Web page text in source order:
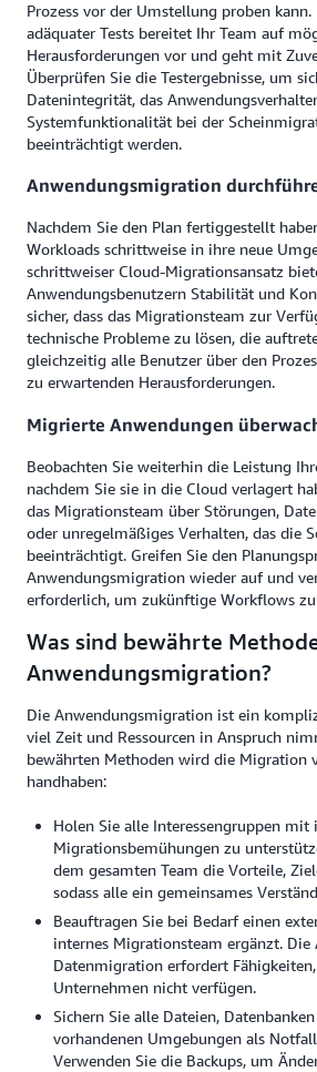
Prozess vor der Umstellung proben
adäquater Tests bereitet Ihr Team auf
Herausforderungen vor und geht mit
Überprüfen Sie die Testergebnisse, um
Datenintegrität, das
Systemfunktionalität bei der
beeinträchtigt werden.
Anwendungsmigration
Nachdem Sie den Plan fertiggestellt
Workloads schrittweise in ihre neue
schrittweiser Cloud-Migrationsansatz
Anwendungsbenutzern Stabilität und
sicher, dass das Migrationsteam zur
technische Probleme zu lösen, die
gleichzeitig alle Benutzer über den
zu erwartenden Herausforderungen.
Migrierte Anwendungen
Beobachten Sie weiterhin die Leistung
nachdem Sie sie in die Cloud verlagert
das Migrationsteam über Störungen,
oder unregelmäßiges Verhalten, das die
beeinträchtigt. Greifen Sie den
Anwendungsmigration wieder auf und
erforderlich, um zukünftige Workflows
Was sind bewährte
Anwendungsmigration?
Die Anwendungsmigration ist ein
viel Zeit und Ressourcen in Anspruch
bewährten Methoden wird die Migration
handhaben:
Holen Sie alle Interessengruppen mit
Migrationsbemühungen zu
dem gesamten Team die Vorteile,
sodass alle ein gemeinsames
Beauftragen Sie bei Bedarf einen
internes Migrationsteam ergänzt. Die
Datenmigration erfordert
Unternehmen nicht verfügen.
Sichern Sie alle Dateien,
vorhandenen Umgebungen als
Verwenden Sie die Backups, um